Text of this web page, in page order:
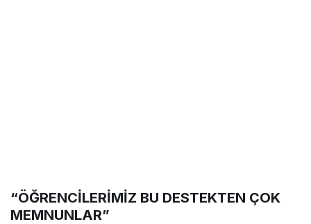
“ÖĞRENCİLERİMİZ BU DESTEKTEN ÇOK
MEMNUNLAR”